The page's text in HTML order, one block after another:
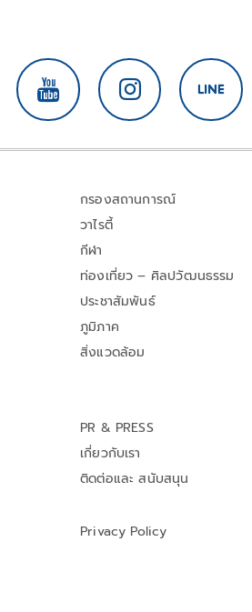
กรองสถานการณ์
วาไรตี้
กีฬา
ท่องเที่ยว – ศิลปวัฒนธรรม
ประชาสัมพันธ์
ภูมิภาค
สิ่งแวดล้อม
PR & PRESS
เกี่ยวกับเรา
ติดต่อและ สนับสนุน
Privacy Policy